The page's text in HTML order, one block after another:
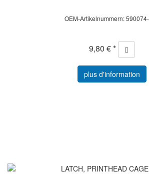
OEM-Artikelnummern:
9,80 € *
plus d'information